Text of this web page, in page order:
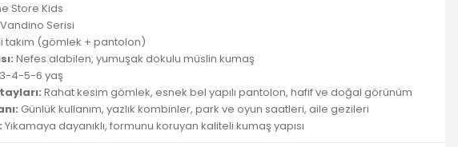
Store Kids
Vandino Serisi
takım (gömlek + pantolon)
Nefes alabilen, yumuşak dokulu müslin kumaş
3-4-5-6 yaş
Rahat kesim gömlek, esnek bel yapılı pantolon, hafif ve doğal görünüm
Günlük kullanım, yazlık kombinler, park ve oyun saatleri, aile gezileri
Yıkamaya dayanıklı, formunu koruyan kaliteli kumaş yapısı